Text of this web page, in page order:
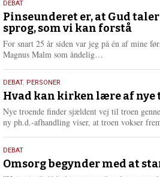
5.
august
2026
DEBAT
Pinseunderet er, at Gud
sprog, som vi kan forstå
For snart 25 år siden var jeg på én af mine
Magnus Malm som åndelig…
e
e
25.
juli
2026
DEBAT, PERSONER
Hvad kan kirken lære af nye
Nye troende finder sjældent vej til troen
ny ph.d.-afhandling viser, at troen vokser
9.
juli
DEBAT
Omsorg begynder med at